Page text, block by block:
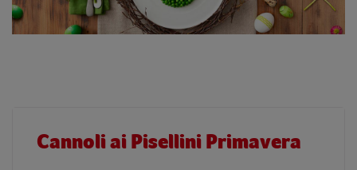
Cannoli ai Pisellini Primavera